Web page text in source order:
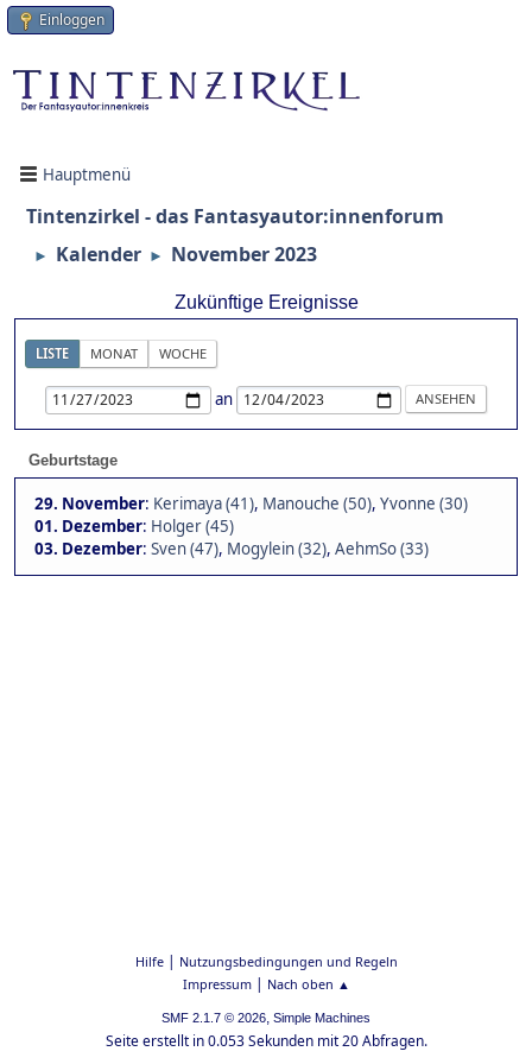
Einloggen
Hauptmenü
Tintenzirkel - das Fantasyautor:innenforum
► Kalender ► November 2023
Zukünftige Ereignisse
LISTE MONAT WOCHE
an
Geburtstage
29. November: Kerimaya (41), Manouche (50), Yvonne (30)
01. Dezember: Holger (45)
03. Dezember: Sven (47), Mogylein (32), AehmSo (33)
Hilfe| Nutzungsbedingungen und Regeln
Impressum| Nach oben ▲
SMF 2.1.7 © 2026, Simple Machines
Seite erstellt in 0.053 Sekunden mit 20 Abfragen.